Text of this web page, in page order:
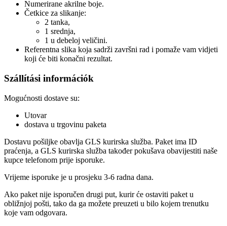
Numerirane akrilne boje.
Četkice za slikanje:
2 tanka,
1 srednja,
1 u debeloj veličini.
Referentna slika koja sadrži završni rad i pomaže vam vidjeti
koji će biti konačni rezultat.
Szállítási információk
Mogućnosti dostave su:
Utovar
dostava u trgovinu paketa
Dostavu pošiljke obavlja GLS kurirska služba. Paket ima ID
praćenja, a GLS kurirska služba također pokušava obavijestiti naše
kupce telefonom prije isporuke.
Vrijeme isporuke je u prosjeku 3-6 radna dana.
Ako paket nije isporučen drugi put, kurir će ostaviti paket u
obližnjoj pošti, tako da ga možete preuzeti u bilo kojem trenutku
koje vam odgovara.